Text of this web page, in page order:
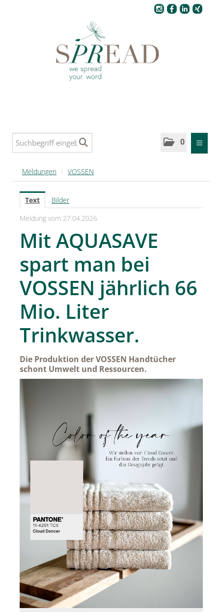
0
MELDUNGEN
SPREAD
SPREAD Medleys für Deutschland
SPREAD Press Days
Achselkuss
Aromapflege Evelyn Deutsch
Brioche und Brösel
Carolina Herrera
DOUGLAS
Dorotheum Galerie
DUFTSTARS / The Fragrance Foundation Austria
EHINGER SCHWARZ 1876
Jean Paul Gaultier
Nägele & Strubell
Rabanne
sh!ne by Dorotheum Juwelier
Sicheldorfer Heilwasser
TK Maxx
Meldungen / VOSSEN
Text
Bilder
Meldung vom 27.04.2026
Mit AQUASAVE
spart man bei
VOSSEN jährlich 66
Mio. Liter
Trinkwasser.
Die Produktion der VOSSEN Handtücher
schont Umwelt und Ressourcen.